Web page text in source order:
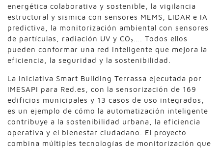
energética colaborativa y sostenible, la vigilancia
estructural y sísmica con sensores MEMS, LIDAR e IA
predictiva, la monitorización ambiental con sensores
de partículas, radiación UV y CO₂…. Todos ellos
pueden conformar una red inteligente que mejora la
eficiencia, la seguridad y la sostenibilidad.
La iniciativa Smart Building Terrassa ejecutada por
IMESAPI para Red.es, con la sensorización de 169
edificios municipales y 13 casos de uso integrados,
es un ejemplo de cómo la automatización inteligente
contribuye a la sostenibilidad urbana, la eficiencia
operativa y el bienestar ciudadano. El proyecto
combina múltiples tecnologías de monitorización que